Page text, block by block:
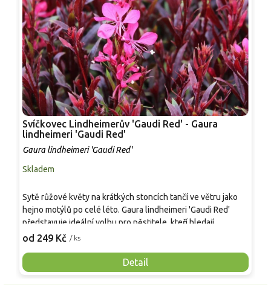
Svíčkovec Lindheimerův 'Gaudi Red' - Gaura
lindheimeri 'Gaudi Red'
Gaura lindheimeri 'Gaudi Red'
Skladem
od 249 Kč / ks
Detail
Sytě růžové květy na krátkých stoncích tančí ve větru jako
hejno motýlů po celé léto. Gaura lindheimeri 'Gaudi Red'
představuje ideální volbu pro pěstitele, kteří hledají
neúnavně kvetoucí rostlinu s minimálními nároky na prostor.
kompaktní a nízký vzrůst, díky kterému se na rozdíl od
původních druhů nevyvrací a zůstává úhledný i v menších